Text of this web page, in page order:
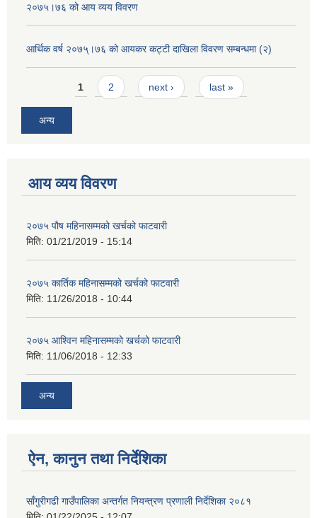
२०७५।७६ को आय व्यय विवरण
आर्थिक वर्ष २०७५्।७६ को आयकर कट्टी दाखिला विवरण सम्बन्धमा (२)
Pages1 2 next › last »
अन्य
आय व्यय विवरण
२०७५ पौष महिनासम्मको खर्चको फाटवारी
मिति: 01/21/2019 - 15:14
२०७५ कार्तिक महिनासम्मको खर्चको फाटवारी
मिति: 11/26/2018 - 10:44
२०७५ आश्विन महिनासम्मको खर्चको फाटवारी
मिति: 11/06/2018 - 12:33
अन्य
ऐन, कानुन तथा निर्देशिका
साँगुरीगढी गाउँपालिका अन्तर्गत नियन्त्रण प्रणाली निर्देशिका २०८१